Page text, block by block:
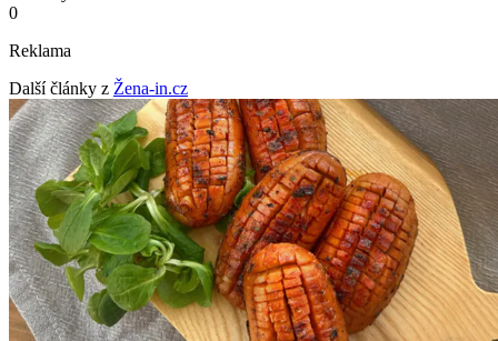
0
Reklama
Další články z Žena-in.cz